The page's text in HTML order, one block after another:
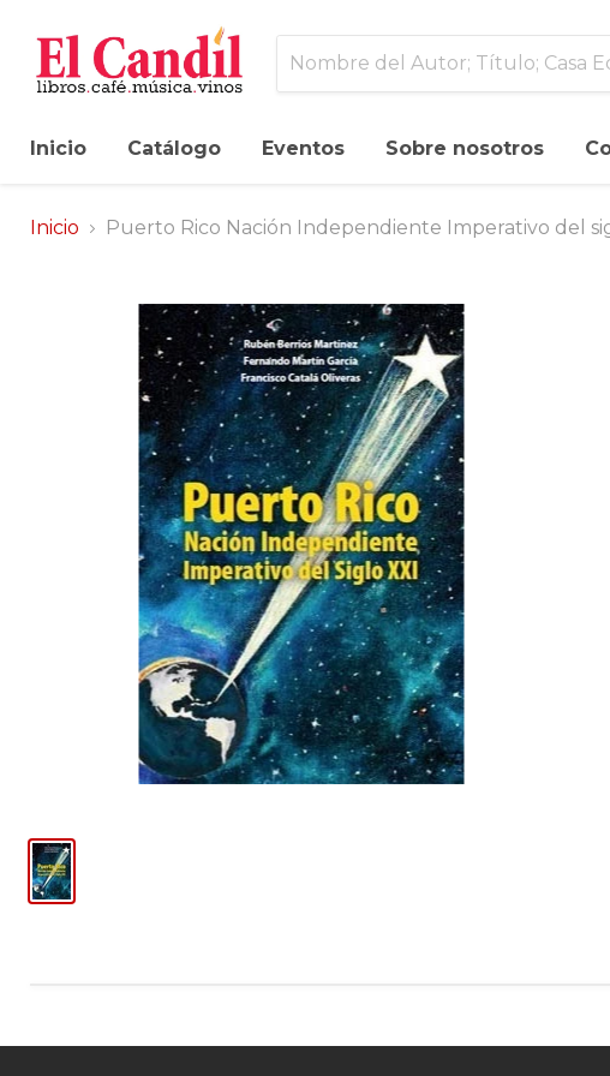
Inicio
Catálogo Eventos Sobre nosotros
Inicio Puerto Rico Nación Independiente Imperativo del